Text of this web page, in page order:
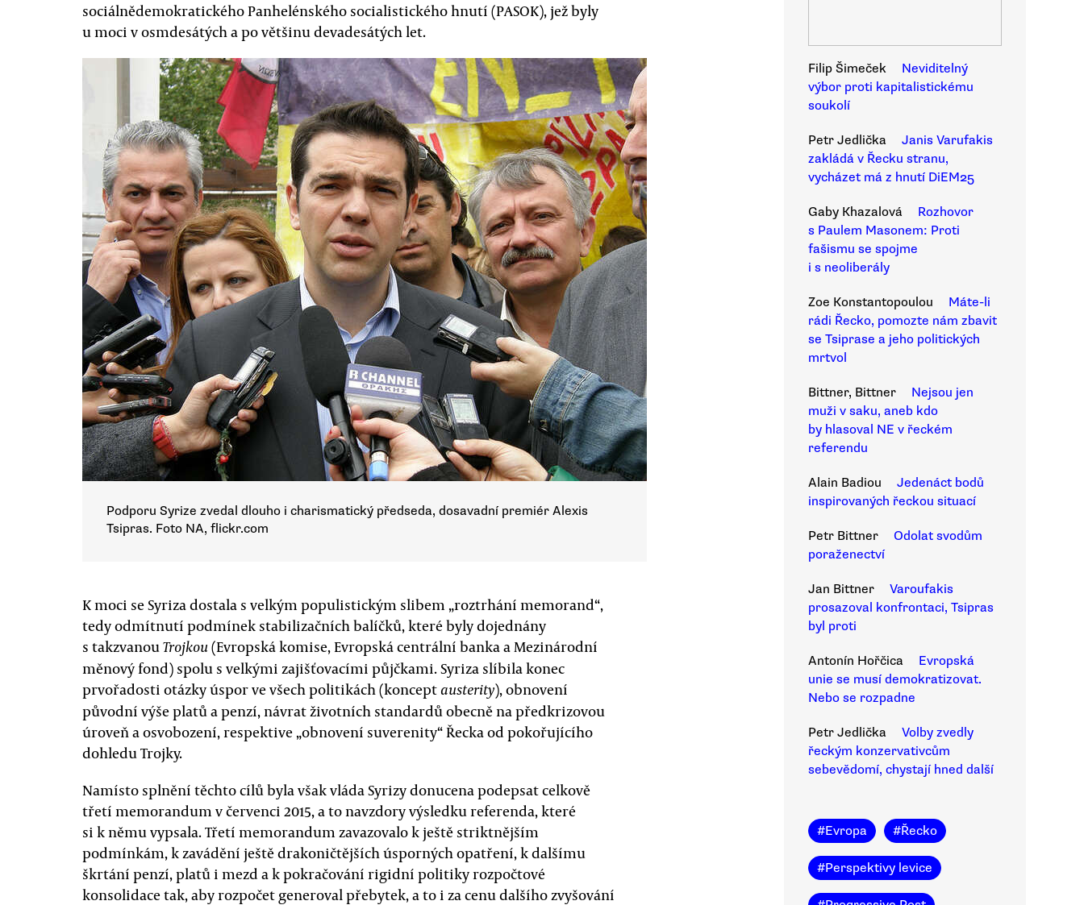
sociálnědemokratického Panhelénského socialistického hnutí (PASOK), jež byly
u moci v osmdesátých a po většinu devadesátých let.
Podporu Syrize zvedal dlouho i charismatický předseda, dosavadní premiér Alexis
Tsipras. Foto NA, flickr.com
K moci se Syriza dostala s velkým populistickým slibem „roztrhání memorand“,
tedy odmítnutí podmínek stabilizačních balíčků, které byly dojednány
s takzvanouTrojkou(Evropská komise, Evropská centrální banka a Mezinárodní
měnový fond) spolu s velkými zajišťovacími půjčkami. Syriza slíbila konec
prvořadosti otázky úspor ve všech politikách (koncept austerity), obnovení
původní výše platů a penzí, návrat životních standardů obecně na předkrizovou
úroveň a osvobození, respektive „obnovení suverenity“ Řecka od pokořujícího
dohledu Trojky.
Namísto splnění těchto cílů byla však vláda Syrizy donucena podepsat celkově
třetí memorandum v červenci 2015, a to navzdory výsledku referenda, které
si k němu vypsala. Třetí memorandum zavazovalo k ještě striktnějším
podmínkám, k zavádění ještě drakoničtějších úsporných opatření, k dalšímu
škrtání penzí, platů i mezd a k pokračování rigidní politiky rozpočtové
konsolidace tak, aby rozpočet generoval přebytek, a to i za cenu dalšího zvyšování
Filip Šimeček
Neviditelný
výbor proti kapitalistickému
soukolí
Petr Jedlička
Janis Varufakis
zakládá v Řecku stranu,
vycházet má z hnutí DiEM25
Gaby Khazalová
Rozhovor
s Paulem Masonem: Proti
fašismu se spojme
i s neoliberály
Zoe Konstantopoulou
Máte-li
rádi Řecko, pomozte nám zbavit
se Tsiprase a jeho politických
mrtvol
Bittner, Bittner
Nejsou jen
muži v saku, aneb kdo
by hlasoval NE v řeckém
referendu
Alain Badiou
Jedenáct bodů
inspirovaných řeckou situací
Petr Bittner
Odolat svodům
poraženectví
Jan Bittner
Varoufakis
prosazoval konfrontaci, Tsipras
byl proti
Antonín Hořčica
Evropská
unie se musí demokratizovat.
Nebo se rozpadne
Petr Jedlička
Volby zvedly
řeckým konzervativcům
sebevědomí, chystají hned další
#Evropa #Řecko
#Perspektivy levice